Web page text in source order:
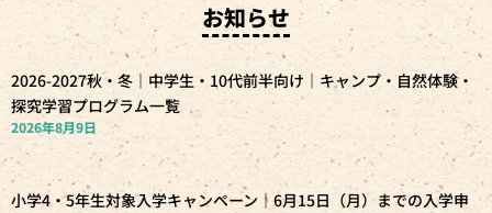
お知らせ
2026-2027秋・冬｜中学生・10代前半向け｜キャンプ・自然体験・
探究学習プログラム一覧
2026年8月9日
小学4・5年生対象入学キャンペーン｜6月15日（月）までの入学申